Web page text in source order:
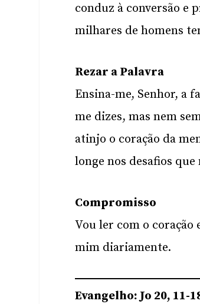
conduz à conversão e
milhares de homens
Rezar a Palavra
Ensina-me, Senhor, a
me dizes, mas nem
atinjo o coração da
longe nos desafios
Compromisso
Vou ler com o coração
mim diariamente.
Evangelho: Jo 20, 11-